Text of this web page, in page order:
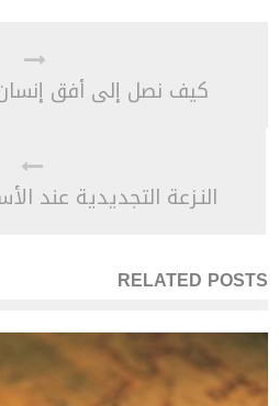
كيف نصل إلى أفق
النـزعة التجديدية عند
RELATED POSTS